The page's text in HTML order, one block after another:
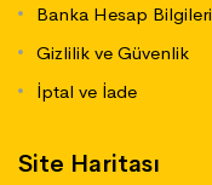
Banka Hesap Bilgileri
Gizlilik ve Güvenlik
İptal ve İade
Site Haritası